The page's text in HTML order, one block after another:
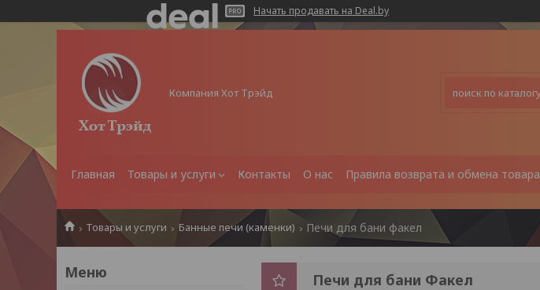
Начать продавать на Deal.by
Компания Хот Трэйд
Главная Товары и услуги Контакты О нас Правила возврата и обмена товара
Товары и услуги Банные печи (каменки) Печи для бани факел
Печи для бани Факел